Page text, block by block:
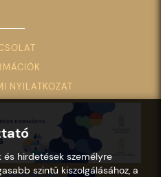
NYILATKOZAT
és hirdetések személyre
szintű kiszolgálásához, a